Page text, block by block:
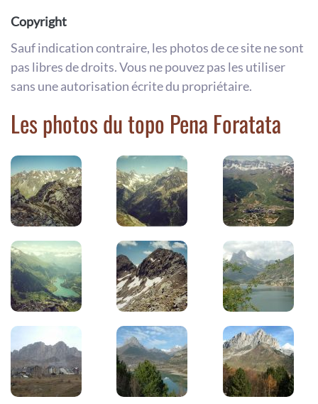
Copyright
Sauf indication contraire, les photos de ce site ne sont
pas libres de droits. Vous ne pouvez pas les utiliser
sans une autorisation écrite du propriétaire.
Les photos du topo Pena Foratata